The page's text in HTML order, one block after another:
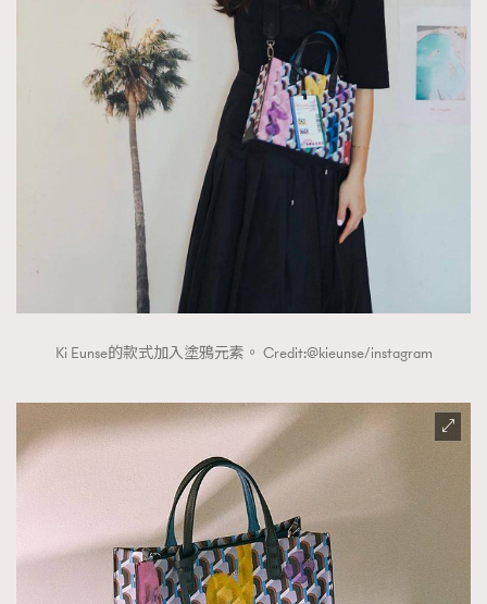
AFrenchMind
DressLikeAParisienne
EmpowerF
FashionWeek FigaroAesthetic
Ki Eunse的款式加入塗鴉元素。 Credit:@kieunse/instagram